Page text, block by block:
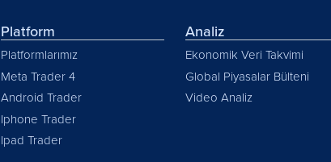
Platform
Platformlarımız
Meta Trader 4
Android Trader
Iphone Trader
Ipad Trader
Analiz
Ekonomik Veri Takvimi
Global Piyasalar Bülteni
Video Analiz